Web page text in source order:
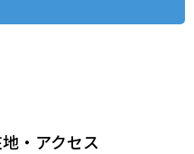
・アクセス